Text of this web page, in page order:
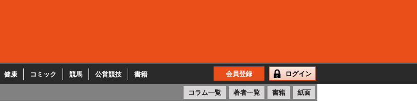
健康 コミック 競馬 公営競技 書籍 会員登録 ログイン
コラム一覧 著者一覧 書籍 紙面